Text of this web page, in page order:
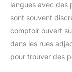
langues avec des
sont souvent
comptoir ouvert
dans les rues
pour trouver des